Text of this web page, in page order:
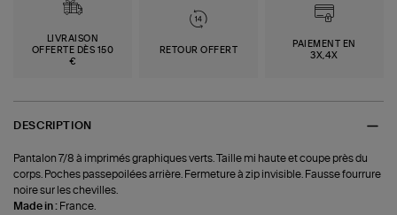
LIVRAISON
OFFERTE DÈS 150
€
RETOUR OFFERT
PAIEMENT EN
3X,4X
DESCRIPTION
Pantalon 7/8 à imprimés graphiques verts. Taille mi haute et coupe près du
corps. Poches passepoilées arrière. Fermeture à zip invisible. Fausse fourrure
noire sur les chevilles.
Made in : France.